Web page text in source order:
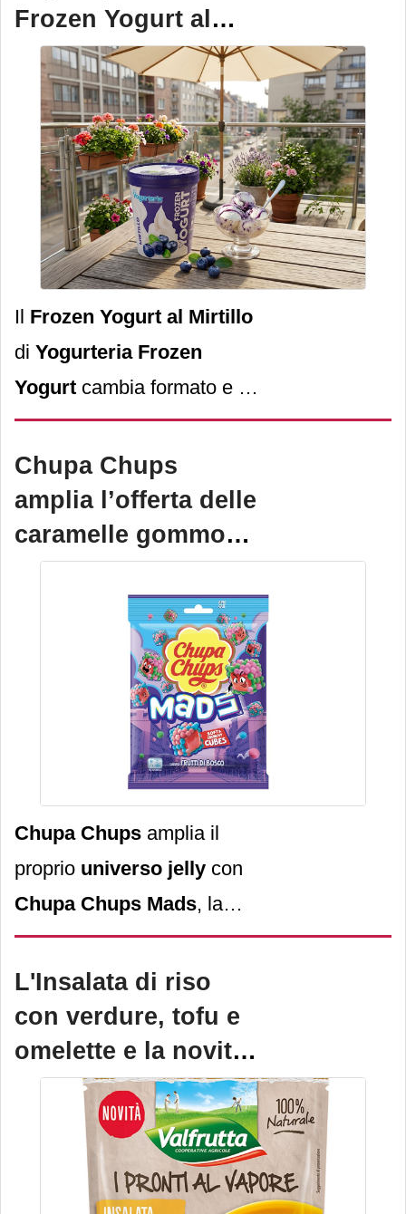
progetto concreto:
You&Season, la linea di
edizioni speciali del brand
You&Meatche reinterpreta
la stagionalità.
Frozen Yogurt al
mirtillo in barattolo
Il Frozen Yogurt al Mirtillo
di YogurteriaFrozen
Yogurt cambia formato e si
presenta nel pratico
barattolo , che sostituisce la
classica vaschetta.
Chupa Chups
amplia l’offerta delle
caramelle gommose
con Mads
Chupa Chups amplia il
proprio universo jelly con
Chupa Chups Mads, la
novitàdel brand che punta
su una nuovaforma,
consistenzaegustoper
portare un’esperienza di
assaggio diversa nel mondo
caramelle gommose.
L'Insalata di riso
con verdure, tofu e
omelette e la novità
I pronti al vapore
Valfrutta